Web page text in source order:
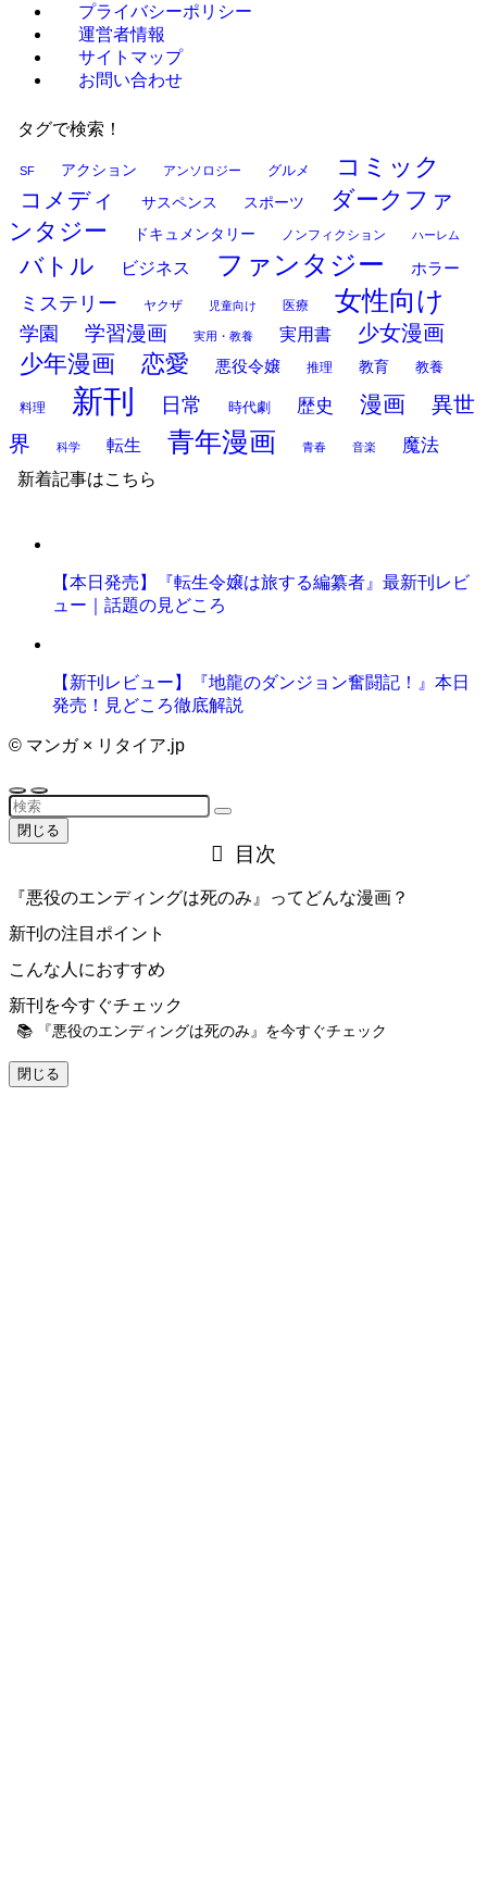
プライバシーポリシー
運営者情報
サイトマップ
お問い合わせ
タグで検索！
SF アクション アンソロジー グルメ コミック
コメディ サスペンス スポーツ
ダークファ
ンタジー
ドキュメンタリー ノンフィクション ハーレム
バトル ビジネス ファンタジー ホラー
ミステリー ヤクザ 児童向け 医療 女性向け
学園 学習漫画 実用・教養 実用書 少女漫画
少年漫画 恋愛 悪役令嬢 推理 教育 教養
料理 新刊 日常 時代劇 歴史 漫画
異世
界
科学 転生 青年漫画 青春 音楽 魔法
新着記事はこちら
【本日発売】『転生令嬢は旅する編纂者』最新刊レビ
ュー｜話題の見どころ
【新刊レビュー】『地龍のダンジョン奮闘記！』本日
発売！見どころ徹底解説
© マンガ × リタイア.jp
閉じる
目次
『悪役のエンディングは死のみ』ってどんな漫画？
新刊の注目ポイント
こんな人におすすめ
新刊を今すぐチェック
📚 『悪役のエンディングは死のみ』を今すぐチェック
閉じる